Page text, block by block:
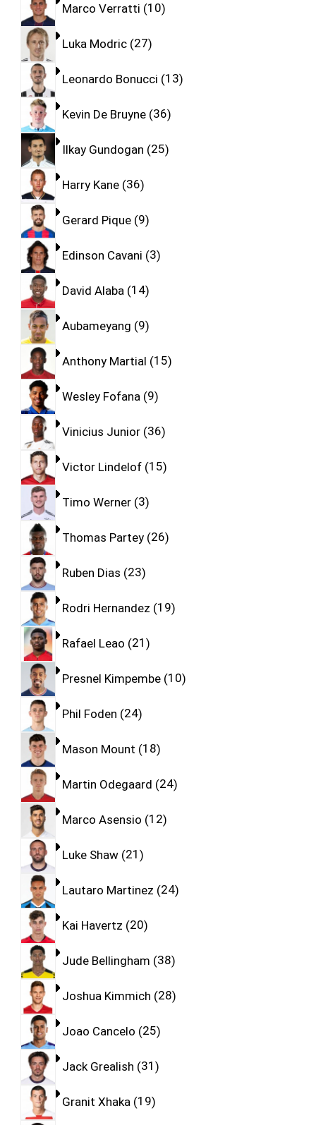
Marco Verratti 10
Luka Modric 27
Leonardo Bonucci 13
Kevin De Bruyne 36
Ilkay Gundogan 25
Harry Kane 36
Gerard Pique 9
Edinson Cavani 3
David Alaba 14
Aubameyang 9
Anthony Martial 15
Wesley Fofana 9
Vinicius Junior 36
Victor Lindelof 15
Timo Werner 3
Thomas Partey 26
Ruben Dias 23
Rodri Hernandez 19
Rafael Leao 21
Presnel Kimpembe 10
Phil Foden 24
Mason Mount 18
Martin Odegaard 24
Marco Asensio 12
Luke Shaw 21
Lautaro Martinez 24
Kai Havertz 20
Jude Bellingham 38
Joshua Kimmich 28
Joao Cancelo 25
Jack Grealish 31
Granit Xhaka 19